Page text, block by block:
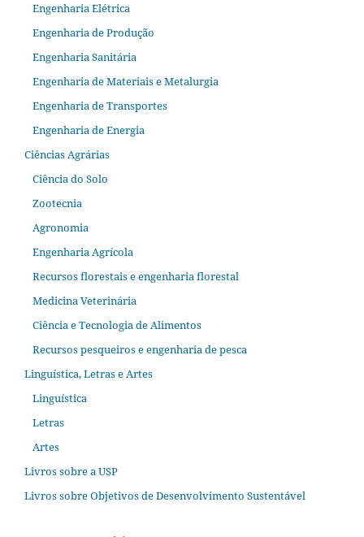
Engenharia Elétrica
Engenharia de Produção
Engenharia Sanitária
Engenharia de Materiais e Metalurgia
Engenharia de Transportes
Engenharia de Energia
Ciências Agrárias
Ciência do Solo
Zootecnia
Agronomia
Engenharia Agrícola
Recursos florestais e engenharia florestal
Medicina Veterinária
Ciência e Tecnologia de Alimentos
Recursos pesqueiros e engenharia de pesca
Linguística, Letras e Artes
Linguística
Letras
Artes
Livros sobre a USP
Livros sobre Objetivos de Desenvolvimento Sustentável